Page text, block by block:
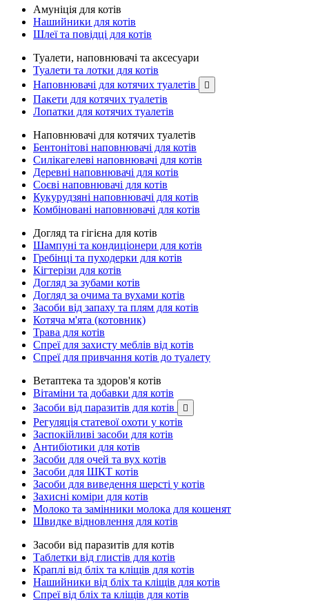
Амуніція для котів
Нашийники для котів
Шлеї та повідці для котів
Туалети, наповнювачі та аксесуари
Туалети та лотки для котів
Наповнювачі для котячих туалетів

Пакети для котячих туалетів
Лопатки для котячих туалетів
Наповнювачі для котячих туалетів
Бентонітові наповнювачі для котів
Силікагелеві наповнювачі для котів
Деревні наповнювачі для котів
Соєві наповнювачі для котів
Кукурудзяні наповнювачі для котів
Комбіновані наповнювачі для котів
Догляд та гігієна для котів
Шампуні та кондиціонери для котів
Гребінці та пуходерки для котів
Кігтерізи для котів
Догляд за зубами котів
Догляд за очима та вухами котів
Засоби від запаху та плям для котів
Котяча м'ята (котовник)
Трава для котів
Спреї для захисту меблів від котів
Спреї для привчання котів до туалету
Ветаптека та здоров'я котів
Вітаміни та добавки для котів
Засоби від паразитів для котів

Регуляція статевої охоти у котів
Заспокійливі засоби для котів
Антибіотики для котів
Засоби для очей та вух котів
Засоби для ШКТ котів
Засоби для виведення шерсті у котів
Захисні коміри для котів
Молоко та замінники молока для кошенят
Швидке відновлення для котів
Засоби від паразитів для котів
Таблетки від глистів для котів
Краплі від бліх та кліщів для котів
Нашийники від бліх та кліщів для котів
Спреї від бліх та кліщів для котів